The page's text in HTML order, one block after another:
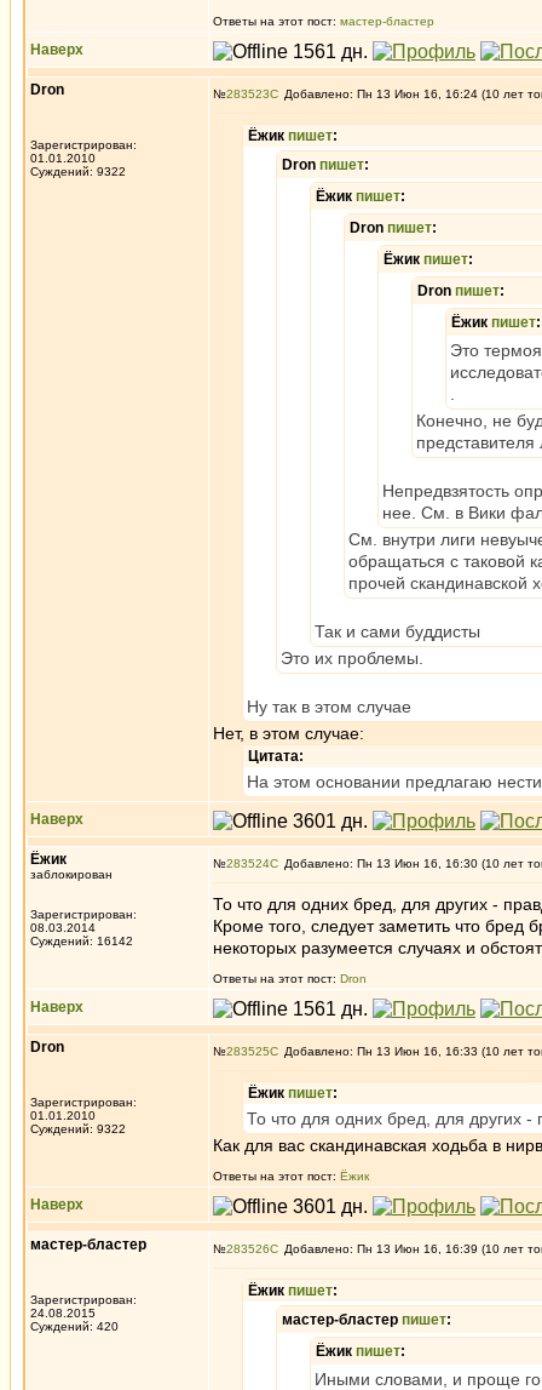
Ответы на этот пост: мастер-бластер
Наверх
Dron
Зарегистрирован:
01.01.2010
Суждений: 9322
№283523 Добавлено: Пн 13 Июн 16, 16:24 (10 лет
Ёжик пишет:
Dron пишет:
Ёжик пишет:
Dron пишет:
Ёжик пишет:
Dron пишет:
Ёжик пишет:
Это
Конечно, не
Непредвзятость
нее. См. в Вики
См. внутри лиги
обращаться с таковой
прочей скандинавской
Так и сами буддисты
Это их проблемы.
Ну так в этом случае
Нет, в этом случае:
Цитата:
На этом основании предлагаю
Наверх
Ёжик
заблокирован
Зарегистрирован:
08.03.2014
Суждений: 16142
№283524 Добавлено: Пн 13 Июн 16, 16:30 (10 лет
То что для одних бред, для других -
Кроме того, следует заметить что бред
некоторых разумеется случаях и
Ответы на этот пост: Dron
Наверх
Dron
Зарегистрирован:
01.01.2010
Суждений: 9322
№283525 Добавлено: Пн 13 Июн 16, 16:33 (10 лет
Ёжик пишет:
То что для одних бред, для других -
Как для вас скандинавская ходьба в
Ответы на этот пост: Ёжик
Наверх
мастер-бластер
Зарегистрирован:
24.08.2015
Суждений: 420
№283526 Добавлено: Пн 13 Июн 16, 16:39 (10 лет
Ёжик пишет:
мастер-бластер пишет:
Ёжик пишет:
Иными словами, и проще